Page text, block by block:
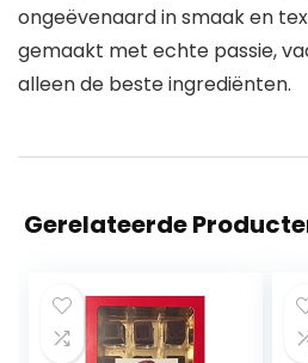
ongeëvenaard in smaak en
gemaakt met echte passie,
alleen de beste ingrediënten.
Gerelateerde